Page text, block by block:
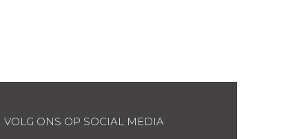
VOLG ONS OP SOCIAL MEDIA